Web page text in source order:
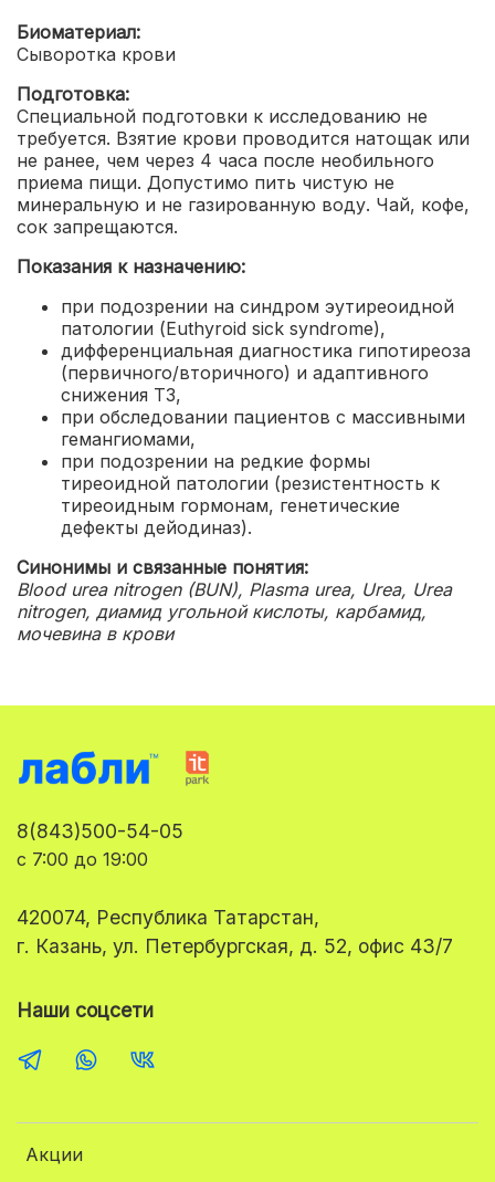
Биоматериал:
Сыворотка крови
Подготовка:
Специальной подготовки к исследованию не
требуется. Взятие крови проводится натощак или
не ранее, чем через 4 часа после необильного
приема пищи. Допустимо пить чистую не
минеральную и не газированную воду. Чай, кофе,
сок запрещаются.
Показания к назначению:
при подозрении на синдром эутиреоидной
патологии (Euthyroid sick syndrome),
дифференциальная диагностика гипотиреоза
(первичного/вторичного) и адаптивного
снижения Т3,
при обследовании пациентов с массивными
гемангиомами,
при подозрении на редкие формы
тиреоидной патологии (резистентность к
тиреоидным гормонам, генетические
дефекты дейодиназ).
Синонимы и связанные понятия:
Blood urea nitrogen (BUN), Plasma urea, Urea, Urea
nitrogen, диамид угольной кислоты, карбамид,
мочевина в крови
Акции
8(843)500-54-05
с 7:00 до 19:00
420074, Республика Татарстан,
г. Казань, ул. Петербургская, д. 52, офис 43/7
Наши соцсети